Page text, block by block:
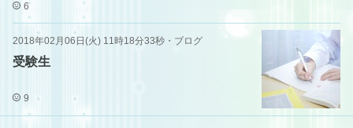
6
2018年02月06日(火) 11時18分33秒 ・ ブログ
受験生
9